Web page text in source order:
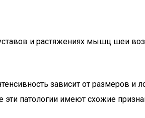
и растяжениях мышц шеи
зависит от размеров
патологии имеют схожие